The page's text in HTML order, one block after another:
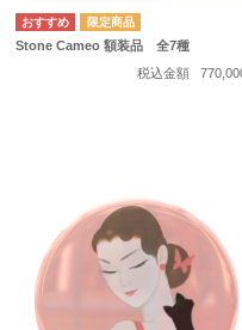
Stone Cameo 額装品 全7種
税込金額